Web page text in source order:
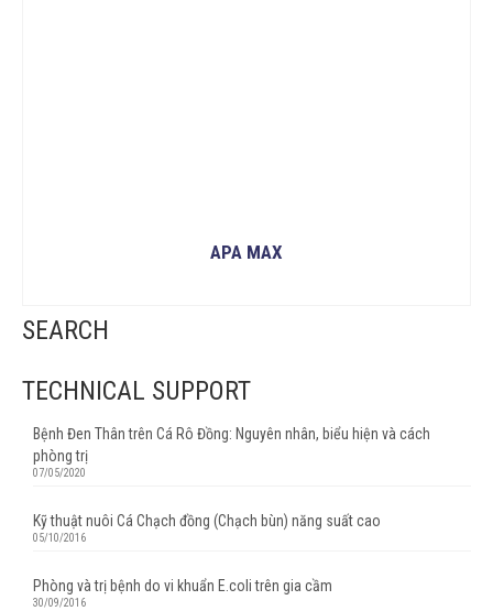
APA MAX
SEARCH
TECHNICAL SUPPORT
Bệnh Đen Thân trên Cá Rô Đồng: Nguyên nhân, biểu hiện và cách
phòng trị
07/05/2020
Kỹ thuật nuôi Cá Chạch đồng (Chạch bùn) năng suất cao
05/10/2016
Phòng và trị bệnh do vi khuẩn E.coli trên gia cầm
30/09/2016